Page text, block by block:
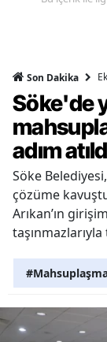
Son Dakika
Söke'de
adım
Söke
çözüme
Arıkan’ın